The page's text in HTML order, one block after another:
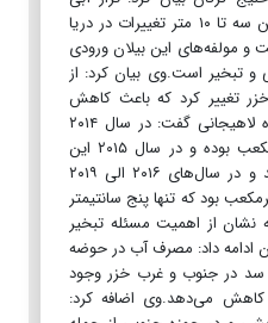
ناشی از بیلان آب در خزر که بین سه تا ۱۰ متر تغییرات در دریا
و مولفه‌های این بیلان ورودی
و تبخیر است.وی بیان کرد: از
خزر تغییر کرد که باعث کاهش
سطح آن هم شده است.علیزاده لاهیجانی گفت: در سال ۲۰۱۴
دبی خلیج گرگان ۲۱۲ کیلومترمکعب بوده و در سال ۲۰۱۵ این
عدد به ۱۸۲ کیلومترمکعب رسید و در سال‌های ۲۰۱۶ الی ۲۰۱۹
۲۶۱ کیلومترمکعب بود که تنها پنج سانتیمتر
از اهمیت مسئله تبخیر
ادامه داد: مصرف آب در حوضه
سد در جنوب و غرب خزر وجود
کاهش می‌دهد.وی اضافه کرد: